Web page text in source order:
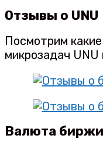
Отзывы о UNU
Посмотрим
микрозадач
Валюта биржи